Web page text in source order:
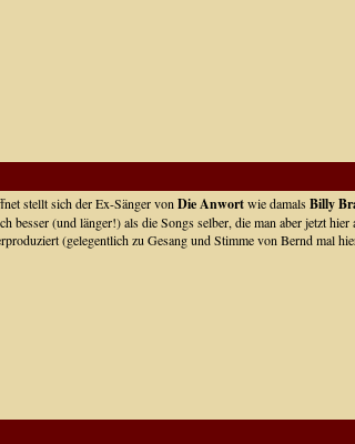
stellt sich der Ex-Sänger von Die Anwortwie damalsBilly
besser (und länger!) als die Songs selber, die man aber jetzt
(gelegentlich zu Gesang und Stimme von Bernd mal